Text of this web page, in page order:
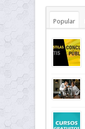
Popular